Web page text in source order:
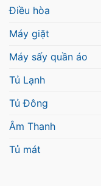
Điều hòa
Máy giặt
Máy sấy quần áo
Tủ Lạnh
Tủ Đông
Âm Thanh
Tủ mát